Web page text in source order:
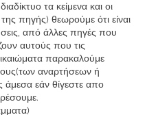
τα κείμενα και οι
πηγής) θεωρούμε ότι είναι
από άλλες πηγές που
αυτούς που τις
παρακαλούμε
αναρτήσεων ή
εάν θίγεστε απο